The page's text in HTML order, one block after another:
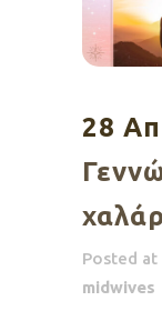
28
Posted at
midwives